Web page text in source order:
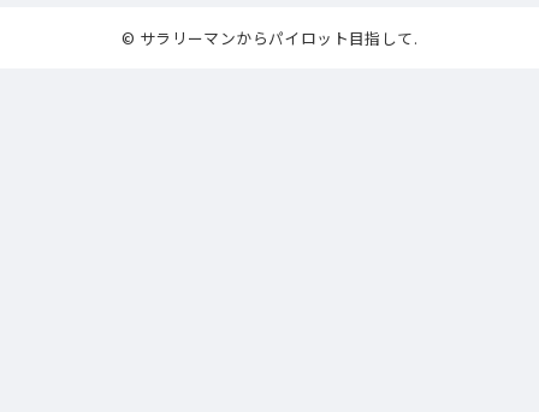
© サラリーマンからパイロット目指して.